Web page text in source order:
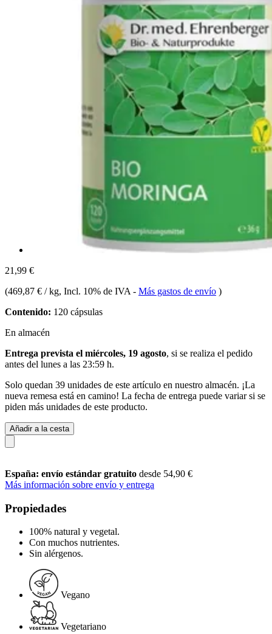
21,99 €
(469,87 € / kg, Incl. 10% de IVA - Más gastos de envío )
Contenido: 120 cápsulas
En almacén
Entrega prevista el miércoles, 19 agosto, si se realiza el pedido
antes del lunes a las 23:59 h.
Solo quedan 39 unidades de este artículo en nuestro almacén. ¡La
nueva remesa está en camino! La fecha de entrega puede variar si se
piden más unidades de este producto.
Añadir a la cesta
España: envío estándar gratuito desde 54,90 €
Más información sobre envío y entrega
Propiedades
100% natural y vegetal.
Con muchos nutrientes.
Sin alérgenos.
Vegano
Vegetariano